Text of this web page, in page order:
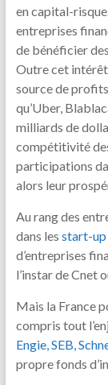
en capital-
entreprises
de bénéficier
Outre cet
source de
qu’Uber,
milliards de
compétitivité
participations
alors leur
Au rang des
dans les start-up
d’entreprises
l’instar de Cnet
Mais la France
compris tout
Engie, SEB,
propre fonds